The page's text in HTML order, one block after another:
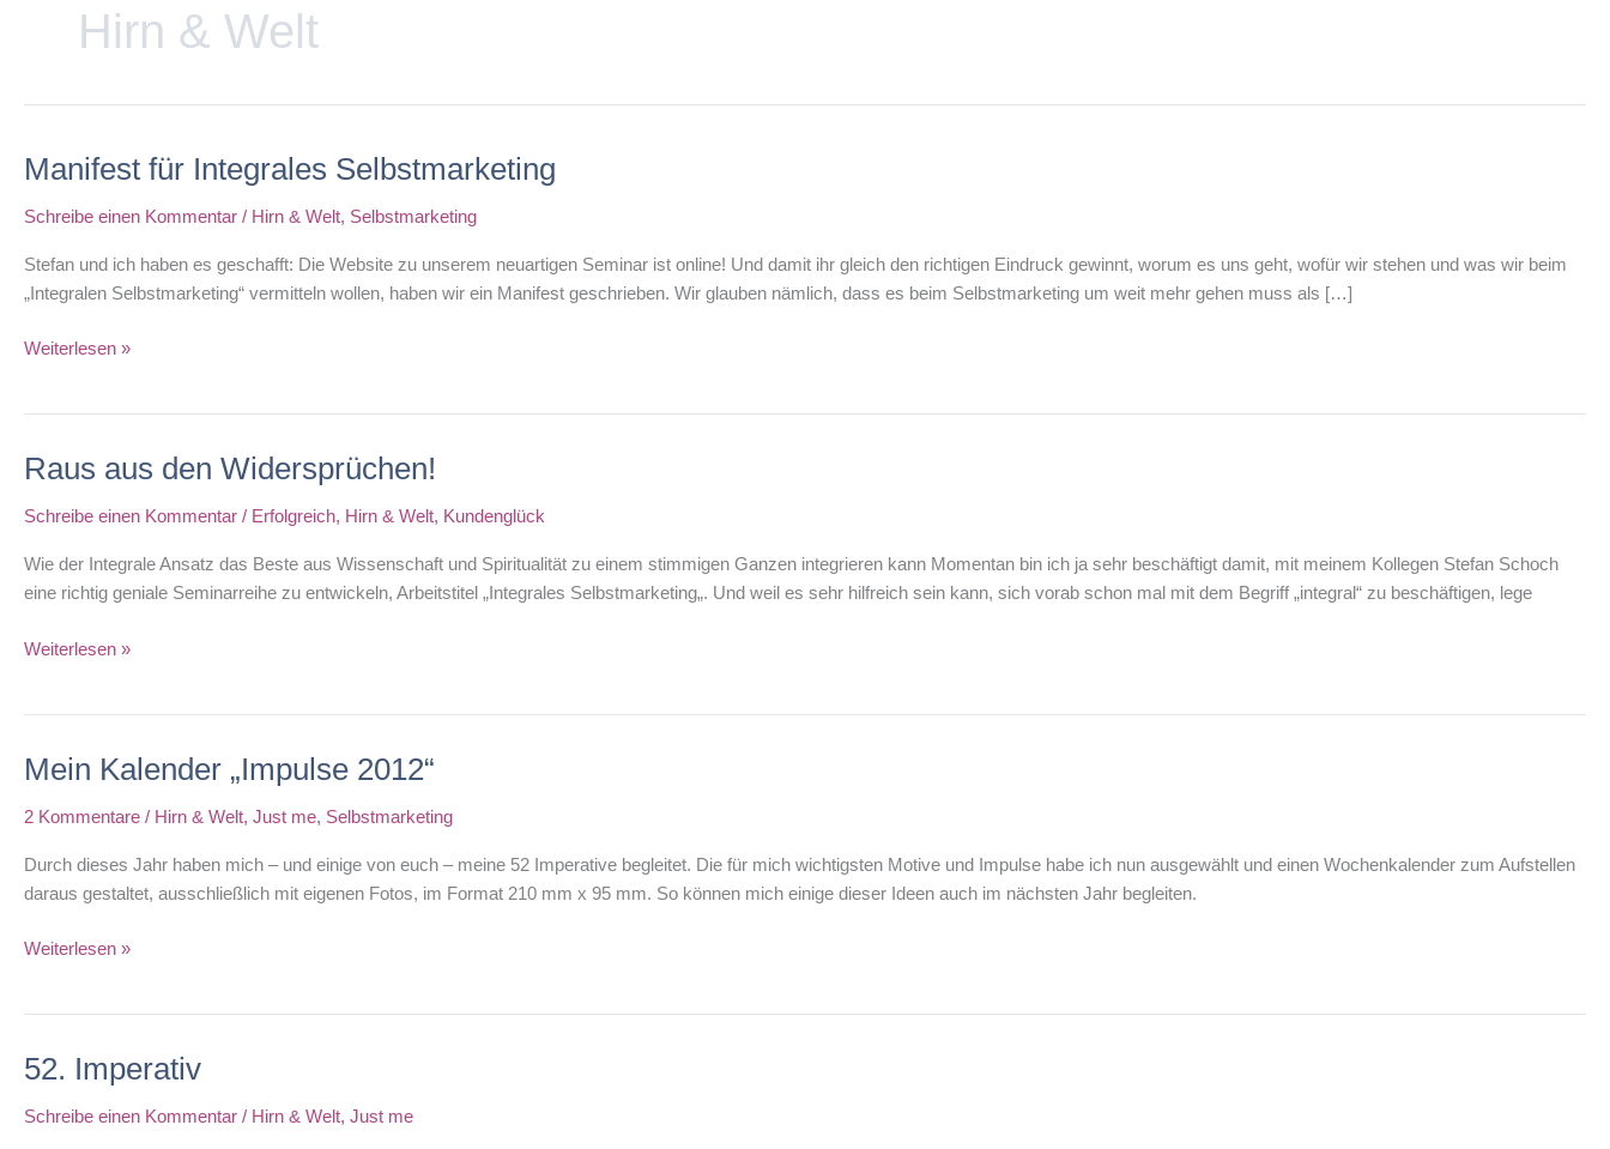
Hirn & Welt
Manifest für Integrales Selbstmarketing
Schreibe einen Kommentar / Hirn & Welt, Selbstmarketing
Stefan und ich haben es geschafft: Die Website zu unserem neuartigen Seminar ist online! Und damit ihr gleich den richtigen Eindruck gewinnt, worum es uns geht, wofür wir stehen und was wir beim
„Integralen Selbstmarketing“ vermitteln wollen, haben wir ein Manifest geschrieben. Wir glauben nämlich, dass es beim Selbstmarketing um weit mehr gehen muss als […]
Manifest
Weiterlesen »
Raus aus den Widersprüchen!
Schreibe einen Kommentar / Erfolgreich, Hirn & Welt, Kundenglück
Wie der Integrale Ansatz das Beste aus Wissenschaft und Spiritualität zu einem stimmigen Ganzen integrieren kann Momentan bin ich ja sehr beschäftigt damit, mit meinem Kollegen Stefan Schoch
eine richtig geniale Seminarreihe zu entwickeln, Arbeitstitel „Integrales Selbstmarketing„. Und weil es sehr hilfreich sein kann, sich vorab schon mal mit dem Begriff „integral“ zu beschäftigen, lege
Raus
Weiterlesen »
Mein Kalender „Impulse 2012“
2 Kommentare / Hirn & Welt, Just me, Selbstmarketing
Durch dieses Jahr haben mich – und einige von euch – meine 52 Imperative begleitet. Die für mich wichtigsten Motive und Impulse habe ich nun ausgewählt und einen Wochenkalender zum Aufstellen
daraus gestaltet, ausschließlich mit eigenen Fotos, im Format 210 mm x 95 mm. So können mich einige dieser Ideen auch im nächsten Jahr begleiten.
Mein
Weiterlesen »
52. Imperativ
Schreibe einen Kommentar / Hirn & Welt, Just me